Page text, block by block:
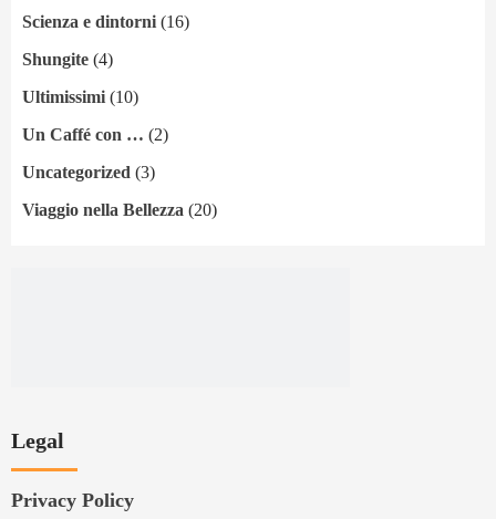
Scienza e dintorni (16)
Shungite (4)
Ultimissimi (10)
Un Caffé con … (2)
Uncategorized (3)
Viaggio nella Bellezza (20)
Legal
Privacy Policy